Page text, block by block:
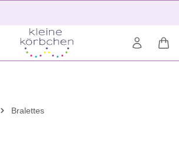
Bralettes